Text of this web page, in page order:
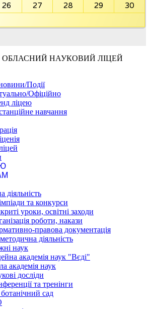
26 27 28 29
30
ОБЛАСНИЙ НАУКОВИЙ ЛІЦЕЙ
Події
Офіційно
ліцею
навчання
діяльність
та конкурси
уроки, освітні заходи
роботи, накази
правова документація
діяльність
наук
академія наук "Вєді"
академія наук
досліди
та тренінги
сад